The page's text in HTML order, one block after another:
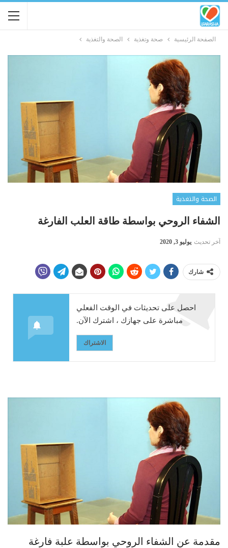
الصفحة الرئيسية صحة وتغذية الصحة والتغذية
الصحة والتغذية
الشفاء الروحي بواسطة طاقة العلب الفارغة
آخر تحديث يوليو 3, 2020
شارك
احصل على تحديثات في الوقت الفعلي
مباشرة على جهازك ، اشترك الآن.
الاشتراك
مقدمة عن الشفاء الروحي بواسطة علبة فارغة